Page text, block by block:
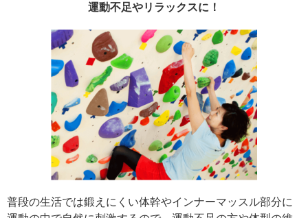
運動不足やリラックスに！
普段の生活では鍛えにくい体幹やインナーマッスル部分に